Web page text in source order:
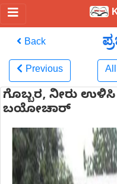
Back
Previous
ಗೊಬ್ಬರ, ನೀರು
ಬಯೋಚಾರ್‌